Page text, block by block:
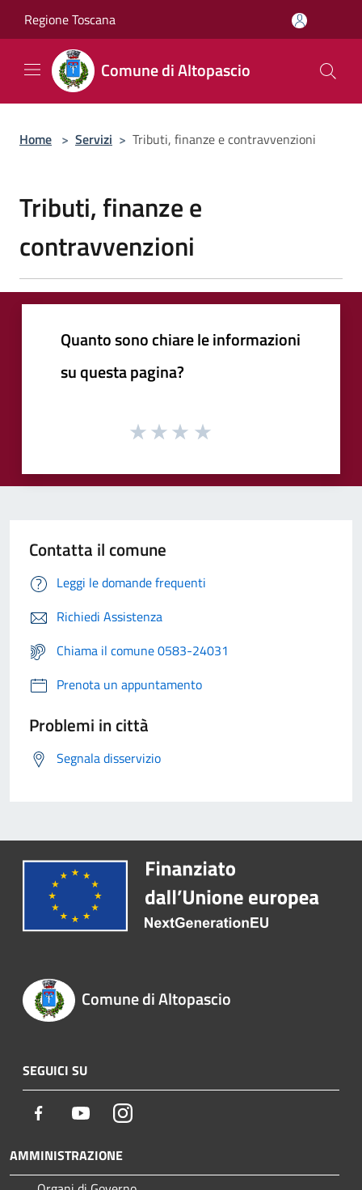
Regione Toscana
Comune di Altopascio
Home > Servizi > Tributi, finanze e contravvenzioni
Tributi, finanze e
contravvenzioni
Quanto sono chiare le informazioni
su questa pagina?
Contatta il comune
Leggi le domande frequenti
Richiedi Assistenza
Chiama il comune 0583-24031
Prenota un appuntamento
Problemi in città
Segnala disservizio
Comune di Altopascio
SEGUICI SU
Facebook YoutubeInstagram
AMMINISTRAZIONE